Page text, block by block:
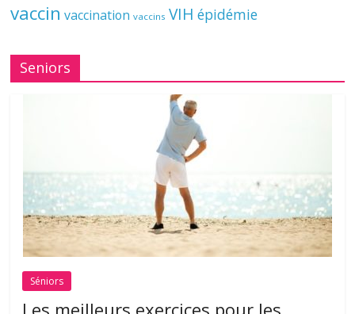
vaccin vaccination vaccins VIH épidémie
Seniors
Séniors
Les meilleurs exercices pour les